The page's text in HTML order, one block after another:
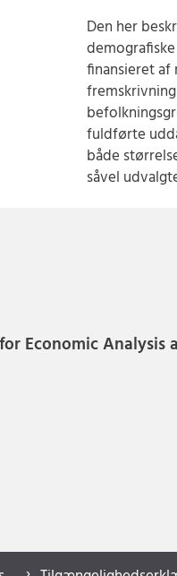
Den her
finansieret af
fuldførte
både
såvel
Economic Analysis